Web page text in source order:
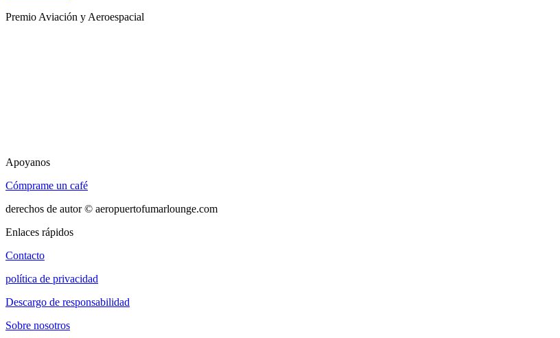
Premio Aviación y Aeroespacial
Apoyanos
Cómprame un café
derechos de autor © aeropuertofumarlounge.com
Enlaces rápidos
Contacto
política de privacidad
Descargo de responsabilidad
Sobre nosotros